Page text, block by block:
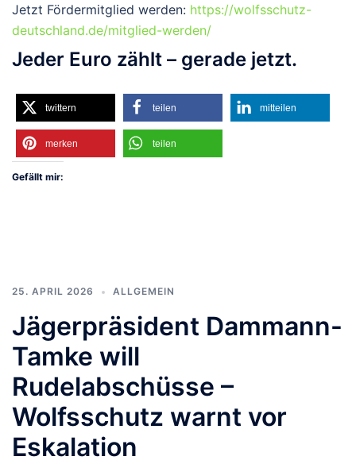
Jetzt Fördermitglied werden: https://wolfsschutz-
deutschland.de/mitglied-werden/
Jeder Euro zählt – gerade jetzt.
twittern teilen mitteilen
merken teilen
Gefällt mir:
25. APRIL 2026 ALLGEMEIN
Jägerpräsident Dammann-
Tamke will
Rudelabschüsse –
Wolfsschutz warnt vor
Eskalation